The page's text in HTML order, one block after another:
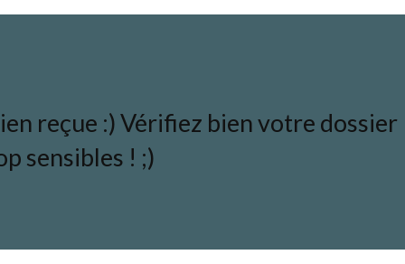
reçue :) Vérifiez bien votre dossier
sensibles ! ;)